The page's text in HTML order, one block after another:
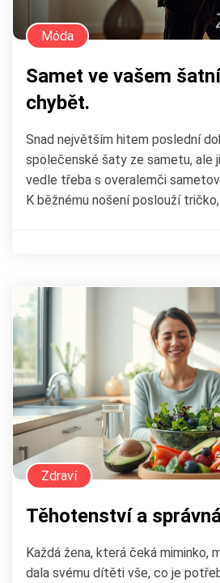
Móda
Samet ve vašem
chybět.
Snad největším hitem poslední
společenské šaty ze sametu, ale
vedle třeba s overalemči
K běžnému nošení poslouží
Zdraví
Těhotenství a
Každá žena, která čeká miminko,
dala svému dítěti vše, co je